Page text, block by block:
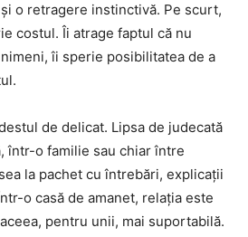
o retragere instinctivă. Pe scurt,
costul. Îi atrage faptul că nu
îi sperie posibilitatea de a
de delicat. Lipsa de judecată
într-o familie sau chiar între
la pachet cu întrebări, explicații
o casă de amanet, relația este
pentru unii, mai suportabilă.